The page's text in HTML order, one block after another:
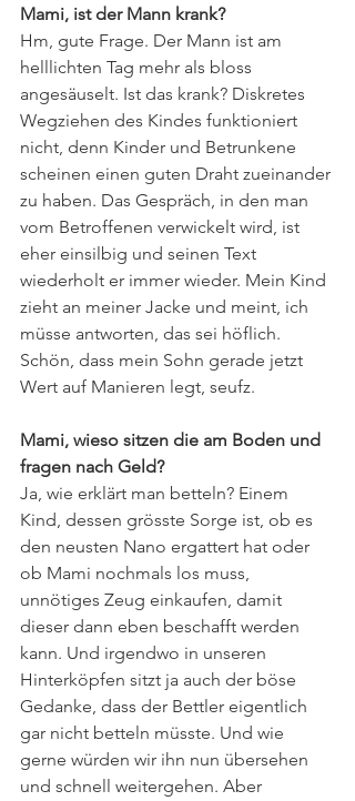
Mami, ist der Mann krank?
Hm, gute Frage. Der Mann ist am
helllichten Tag mehr als bloss
angesäuselt. Ist das krank? Diskretes
Wegziehen des Kindes funktioniert
nicht, denn Kinder und Betrunkene
scheinen einen guten Draht zueinander
zu haben. Das Gespräch, in den man
vom Betroffenen verwickelt wird, ist
eher einsilbig und seinen Text
wiederholt er immer wieder. Mein Kind
zieht an meiner Jacke und meint, ich
müsse antworten, das sei höflich.
Schön, dass mein Sohn gerade jetzt
Wert auf Manieren legt, seufz.
Mami, wieso sitzen die am Boden und
fragen nach Geld?
Ja, wie erklärt man betteln? Einem
Kind, dessen grösste Sorge ist, ob es
den neusten Nano ergattert hat oder
ob Mami nochmals los muss,
unnötiges Zeug einkaufen, damit
dieser dann eben beschafft werden
kann. Und irgendwo in unseren
Hinterköpfen sitzt ja auch der böse
Gedanke, dass der Bettler eigentlich
gar nicht betteln müsste. Und wie
gerne würden wir ihn nun übersehen
und schnell weitergehen. Aber